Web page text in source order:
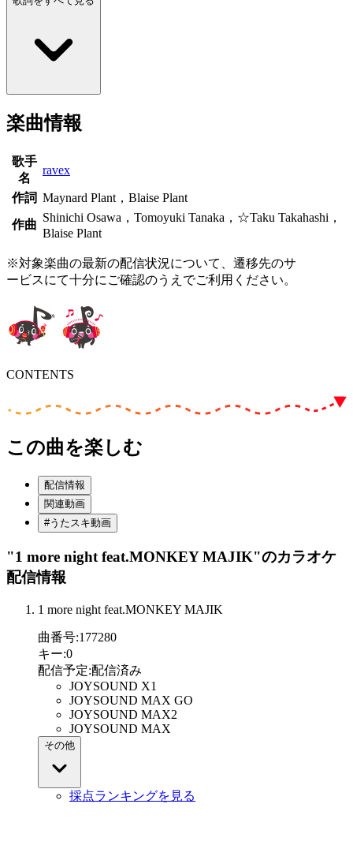
楽曲情報
歌手
名
ravex
作詞 Maynard Plant，Blaise Plant
作曲
Shinichi Osawa，Tomoyuki Tanaka，☆Taku Takahashi，
Blaise Plant
※対象楽曲の最新の配信状況について、遷移先のサ
ービスにて十分にご確認のうえでご利用ください。
CONTENTS
この曲を楽しむ
配信情報
関連動画
#うたスキ動画
"1 more night feat.MONKEY MAJIK"のカラオケ
配信情報
1 more night feat.MONKEY MAJIK
曲番号:177280
キー:0
配信予定:配信済み
JOYSOUND X1
JOYSOUND MAX GO
JOYSOUND MAX2
JOYSOUND MAX
その他
採点ランキングを見る